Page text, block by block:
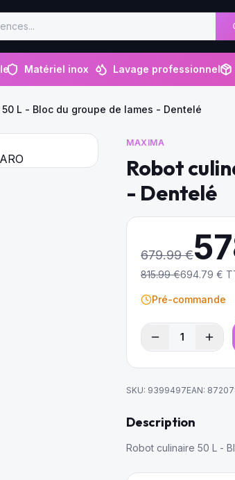
Matériel inox Lavage professionnel
L - Bloc du groupe de lames - Dentelé
MAXIMA
Robot
- Dentelé
679.99€
815.99€694.79 €
Pré-commande
1
SKU: 9399497EAN:
Description
Robot culinaire 50 L -